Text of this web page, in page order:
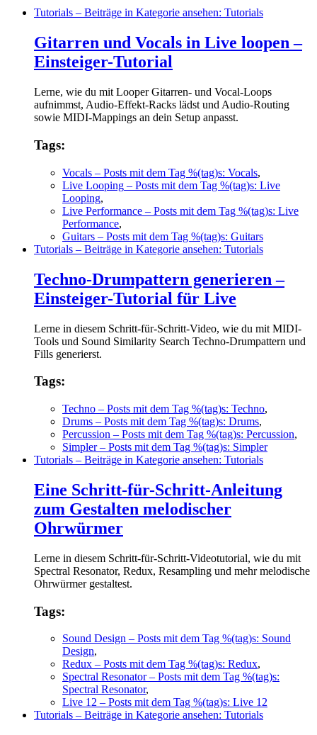
Tutorials – Beiträge in Kategorie ansehen: Tutorials
Gitarren und Vocals in Live loopen –
Einsteiger-Tutorial
Lerne, wie du mit Looper Gitarren- und Vocal-Loops
aufnimmst, Audio-Effekt-Racks lädst und Audio-Routing
sowie MIDI-Mappings an dein Setup anpasst.
Tags:
Vocals – Posts mit dem Tag %(tag)s: Vocals,
Live Looping – Posts mit dem Tag %(tag)s: Live
Looping,
Live Performance – Posts mit dem Tag %(tag)s: Live
Performance,
Guitars – Posts mit dem Tag %(tag)s: Guitars
Tutorials – Beiträge in Kategorie ansehen: Tutorials
Techno-Drumpattern generieren –
Einsteiger-Tutorial für Live
Lerne in diesem Schritt-für-Schritt-Video, wie du mit MIDI-
Tools und Sound Similarity Search Techno-Drumpattern und
Fills generierst.
Tags:
Techno – Posts mit dem Tag %(tag)s: Techno,
Drums – Posts mit dem Tag %(tag)s: Drums,
Percussion – Posts mit dem Tag %(tag)s: Percussion,
Simpler– Posts mit dem Tag %(tag)s: Simpler
Tutorials – Beiträge in Kategorie ansehen: Tutorials
Eine Schritt-für-Schritt-Anleitung
zum Gestalten melodischer
Ohrwürmer
Lerne in diesem Schritt-für-Schritt-Videotutorial, wie du mit
Spectral Resonator, Redux, Resampling und mehr melodische
Ohrwürmer gestaltest.
Tags:
Sound Design – Posts mit dem Tag %(tag)s: Sound
Design,
Redux – Posts mit dem Tag %(tag)s: Redux,
Spectral Resonator– Posts mit dem Tag %(tag)s:
Spectral Resonator,
Live 12 – Posts mit dem Tag %(tag)s: Live 12
Tutorials – Beiträge in Kategorie ansehen: Tutorials